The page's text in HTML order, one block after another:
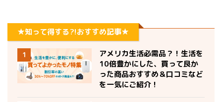
★知って得する?!おすすめ記事★
1
アメリカ生活必需品？！生活を
10倍豊かにした、買って良か
った商品おすすめ＆口コミなど
を一気にご紹介！